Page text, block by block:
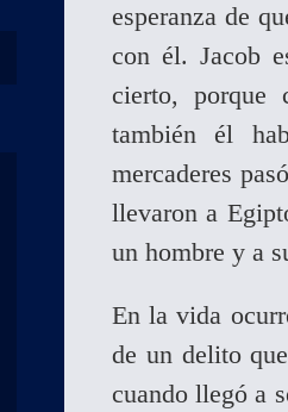
esperanza de
con él. Jacob
cierto, porque
también él
mercaderes
llevaron a
un hombre y a
En la vida
de un delito
cuando llegó a